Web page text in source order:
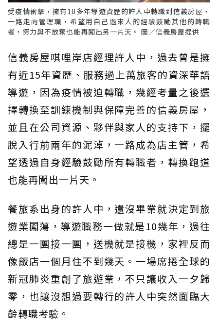
受疫情衝擊，擁有10多年導遊資歷的許人中轉職到信義房屋，
一路走向管理職，希望用自己過來人的經驗鼓勵其他的轉職
者，努力與不放棄也能再闖出另一片天。 圖／信義房屋提供
信義房屋唭哩岸店經理許人中，過去曾是擁
有近15年資歷、服務過上萬旅客的資深華語
導遊，因為疫情被迫轉職，幾經考量之後選
擇轉換至訓練機制與保障完善的信義房屋，
並且在公司資源、夥伴與家人的支持下，擺
脫入行前兩年的泥淖，一路成為店主管，希
望透過自身經驗鼓勵所有轉職者，轉換跑道
也能再闖出一片天。
餐旅系出身的許人中，還沒畢業就決定到旅
遊業闖蕩，導遊職務一做就是10幾年，過往
總是一團接一團，送機就是接機，家裡反而
像飯店一個月住不到幾天。一場席捲全球的
新冠肺炎重創了旅遊業，不只讓收入一夕歸
零，也讓沒想過要轉行的許人中突然面臨大
齡轉職考驗。